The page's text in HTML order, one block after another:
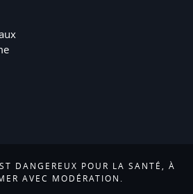
DANGEREUX POUR LA SANTÉ, À
AVEC MODÉRATION.